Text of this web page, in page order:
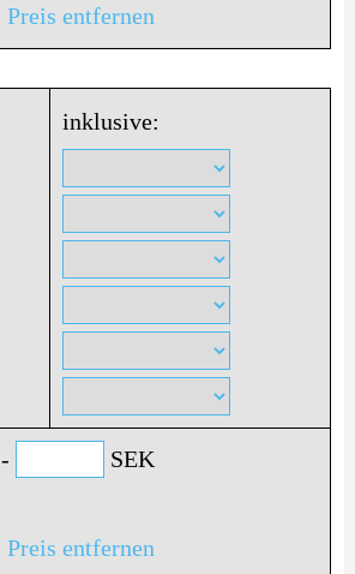
Preis entfernen
inklusive:
-
SEK
Preis entfernen